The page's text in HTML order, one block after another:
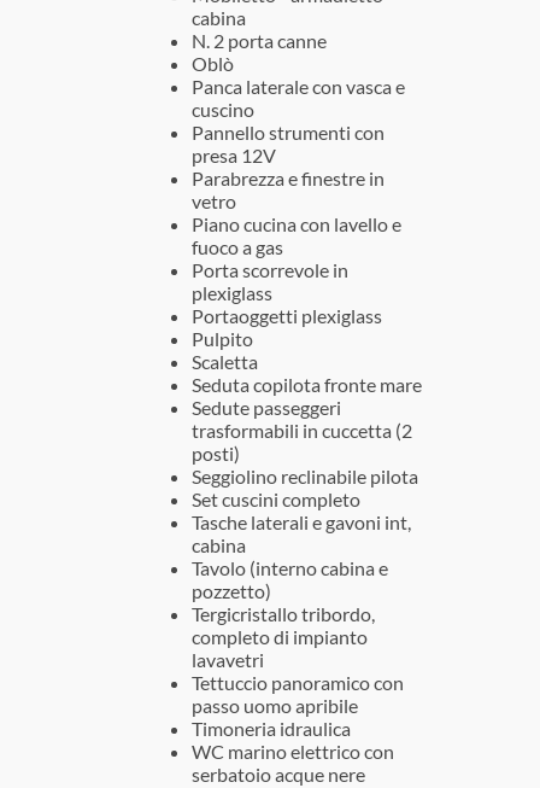
cabina
N. 2 porta canne
Oblò
Panca laterale con vasca e
cuscino
Pannello strumenti con
presa 12V
Parabrezza e finestre in
vetro
Piano cucina con lavello e
fuoco a gas
Porta scorrevole in
plexiglass
Portaoggetti plexiglass
Pulpito
Scaletta
Seduta copilota fronte mare
Sedute passeggeri
trasformabili in cuccetta (2
posti)
Seggiolino reclinabile pilota
Set cuscini completo
Tasche laterali e gavoni int,
cabina
Tavolo (interno cabina e
pozzetto)
Tergicristallo tribordo,
completo di impianto
lavavetri
Tettuccio panoramico con
passo uomo apribile
Timoneria idraulica
WC marino elettrico con
serbatoio acque nere